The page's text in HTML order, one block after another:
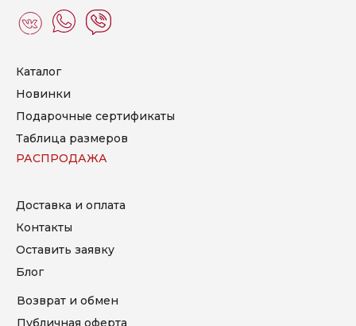
Каталог
Новинки
Подарочные сертификаты
Таблица размеров
Доставка и оплата
Контакты
Оставить заявку
Блог
Возврат и обмен
Публичная оферта
РАСПРОДАЖА